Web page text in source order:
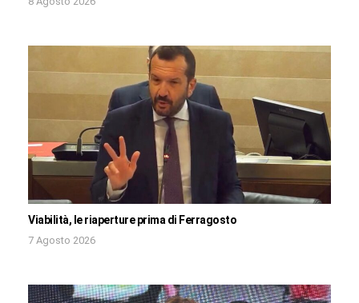
Viabilità, le riaperture prima di Ferragosto
7 Agosto 2026